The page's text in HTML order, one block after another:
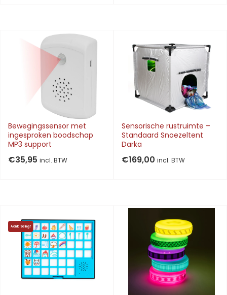
Bewegingssensor met
ingesproken boodschap
MP3 support
€35,95 incl. BTW
Sensorische rustruimte –
Standaard Snoezeltent
Darka
€169,00 incl. BTW
Aanbieding!